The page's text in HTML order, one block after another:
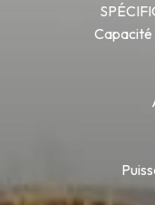
Capacité